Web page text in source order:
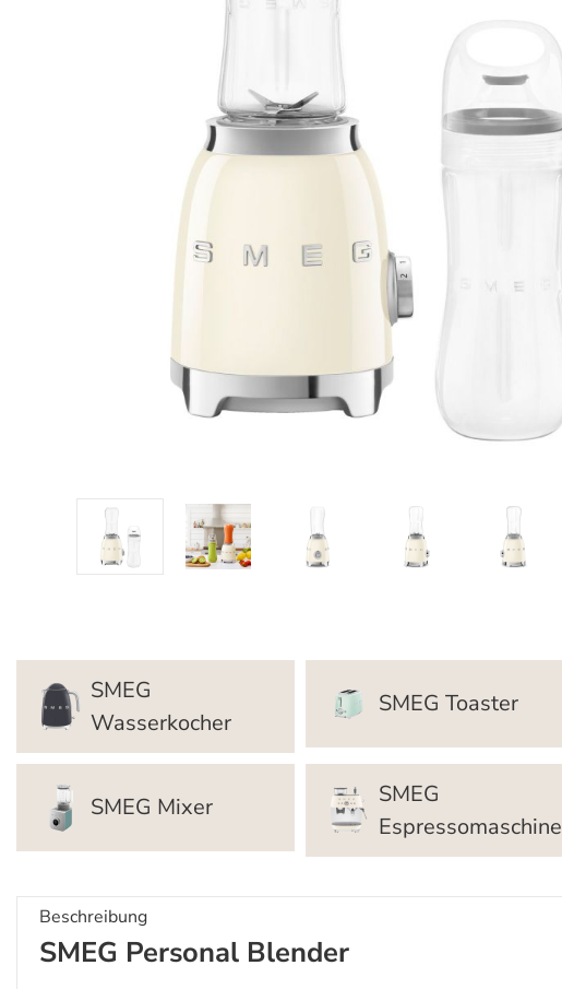
SMEG
Wasserkocher
SMEG Toaster
SMEG Mixer
SMEG
Espressomaschine
Beschreibung
SMEG Personal Blender